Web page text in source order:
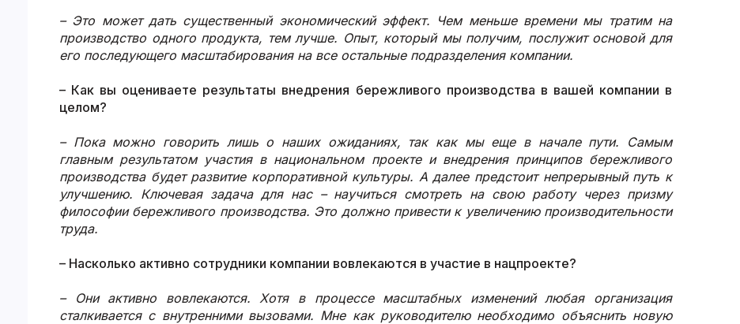
– Это может дать существенный экономический эффект. Чем меньше времени мы тратим на
производство одного продукта, тем лучше. Опыт, который мы получим, послужит основой для
его последующего масштабирования на все остальные подразделения компании.
– Как вы оцениваете результаты внедрения бережливого производства в вашей компании в
целом?
– Пока можно говорить лишь о наших ожиданиях, так как мы еще в начале пути. Самым
главным результатом участия в национальном проекте и внедрения принципов бережливого
производства будет развитие корпоративной культуры. А далее предстоит непрерывный путь к
улучшению. Ключевая задача для нас – научиться смотреть на свою работу через призму
философии бережливого производства. Это должно привести к увеличению производительности
труда.
– Насколько активно сотрудники компании вовлекаются в участие в нацпроекте?
– Они активно вовлекаются. Хотя в процессе масштабных изменений любая организация
сталкивается с внутренними вызовами. Мне как руководителю необходимо объяснить новую